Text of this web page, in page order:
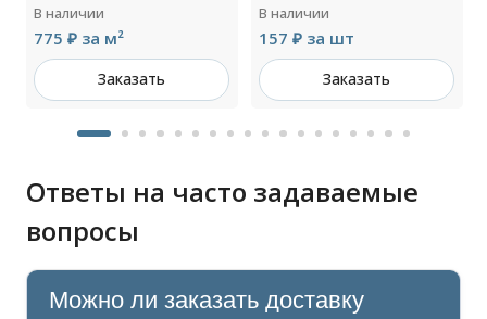
В наличии
775 ₽ за м²
Заказать
В наличии
157 ₽ за шт
Заказать
Ответы на часто задаваемые
вопросы
Можно ли заказать доставку